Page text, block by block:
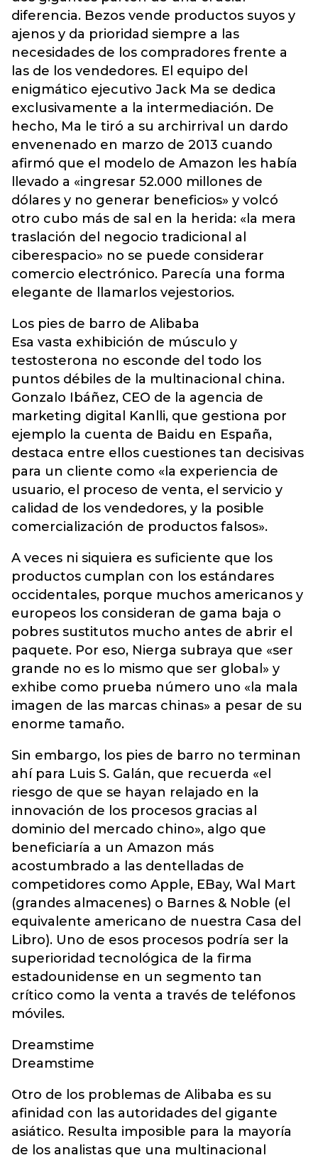
diferencia. Bezos vende productos suyos y
ajenos y da prioridad siempre a las
necesidades de los compradores frente a
las de los vendedores. El equipo del
enigmático ejecutivo Jack Ma se dedica
exclusivamente a la intermediación. De
hecho, Ma le tiró a su archirrival un dardo
envenenado en marzo de 2013 cuando
afirmó que el modelo de Amazon les había
llevado a «ingresar 52.000 millones de
dólares y no generar beneficios» y volcó
otro cubo más de sal en la herida: «la mera
traslación del negocio tradicional al
ciberespacio» no se puede considerar
comercio electrónico. Parecía una forma
elegante de llamarlos vejestorios.
Los pies de barro de Alibaba
Esa vasta exhibición de músculo y
testosterona no esconde del todo los
puntos débiles de la multinacional china.
Gonzalo Ibáñez, CEO de la agencia de
marketing digital Kanlli, que gestiona por
ejemplo la cuenta de Baidu en España,
destaca entre ellos cuestiones tan decisivas
para un cliente como «la experiencia de
usuario, el proceso de venta, el servicio y
calidad de los vendedores, y la posible
comercialización de productos falsos».
A veces ni siquiera es suficiente que los
productos cumplan con los estándares
occidentales, porque muchos americanos y
europeos los consideran de gama baja o
pobres sustitutos mucho antes de abrir el
paquete. Por eso, Nierga subraya que «ser
grande no es lo mismo que ser global» y
exhibe como prueba número uno «la mala
imagen de las marcas chinas» a pesar de su
enorme tamaño.
Sin embargo, los pies de barro no terminan
ahí para Luis S. Galán, que recuerda «el
riesgo de que se hayan relajado en la
innovación de los procesos gracias al
dominio del mercado chino», algo que
beneficiaría a un Amazon más
acostumbrado a las dentelladas de
competidores como Apple, EBay, Wal Mart
(grandes almacenes) o Barnes & Noble (el
equivalente americano de nuestra Casa del
Libro). Uno de esos procesos podría ser la
superioridad tecnológica de la firma
estadounidense en un segmento tan
crítico como la venta a través de teléfonos
móviles.
Dreamstime
Dreamstime
Otro de los problemas de Alibaba es su
afinidad con las autoridades del gigante
asiático. Resulta imposible para la mayoría
de los analistas que una multinacional